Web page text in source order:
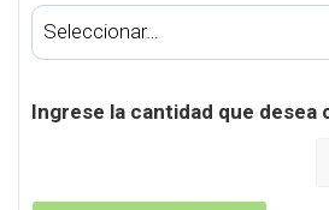
Ingrese la cantidad que desea